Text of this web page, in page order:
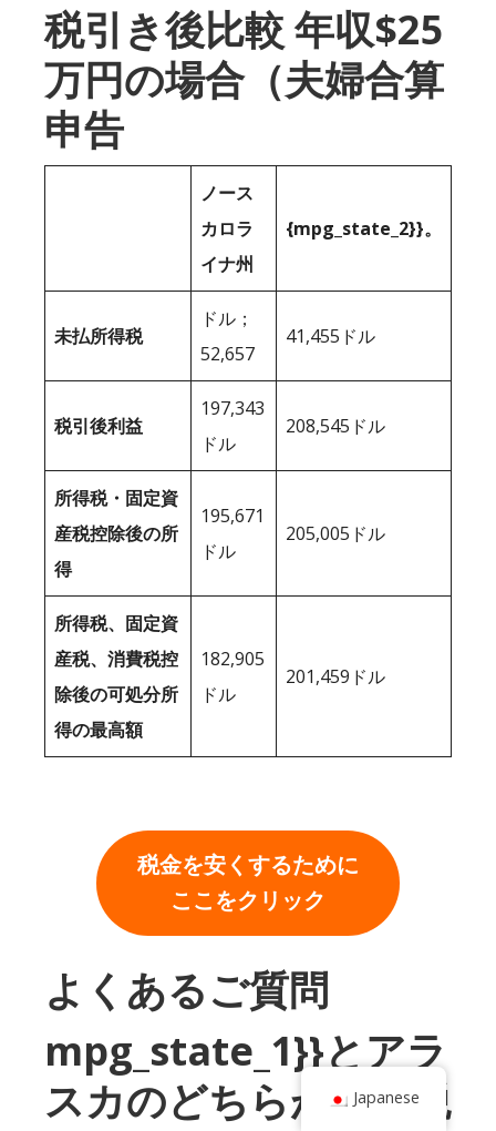
税引き後比較 年収$25
万円の場合（夫婦合算
申告
ノース
カロラ
イナ州
{mpg_state_2}}。
未払所得税
ドル；
52,657
41,455ドル
税引後利益
197,343
ドル
208,545ドル
所得税・固定資
産税控除後の所
得
195,671
ドル
205,005ドル
所得税、固定資
産税、消費税控
除後の可処分所
得の最高額
182,905
ドル
201,459ドル
税金を安くするために
ここをクリック
よくあるご質問
mpg_state_1}}とアラ
スカのどちらが所得税
Japanese